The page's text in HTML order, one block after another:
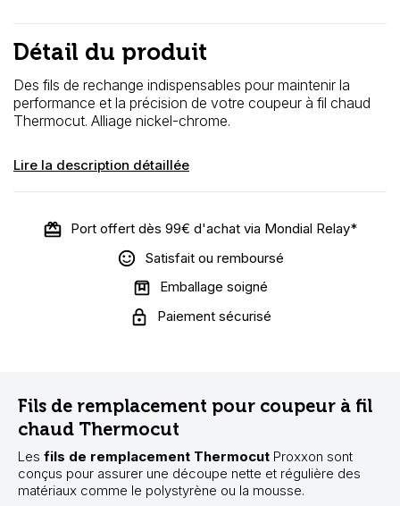
Détail du produit
Des fils de rechange indispensables pour maintenir la
performance et la précision de votre coupeur à fil chaud
Thermocut. Alliage nickel-chrome.
Lire la description détaillée
Port offert dès 99€ d'achat via Mondial Relay*
Satisfait ou remboursé
Emballage soigné
Paiement sécurisé
Fils de remplacement pour coupeur à fil
chaud Thermocut
Les fils de remplacement Thermocut Proxxon sont
conçus pour assurer une découpe nette et régulière des
matériaux comme le polystyrène ou la mousse.